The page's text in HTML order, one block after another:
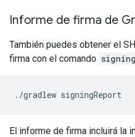
Informe de firma de
También puedes obtener el
firma con el comando
El informe de firma incluirá la